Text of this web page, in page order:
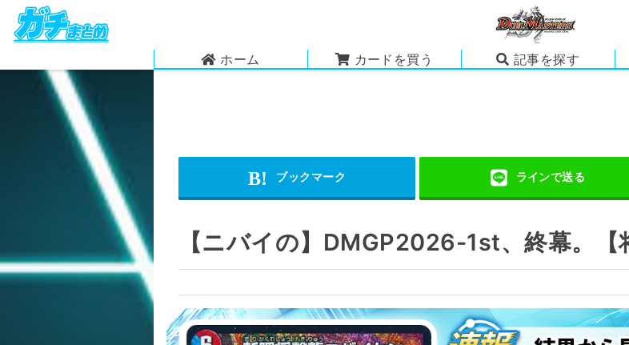
ホーム カードを買う 記事を探す
【ニバイの】DMGP2026-1st、終幕。【